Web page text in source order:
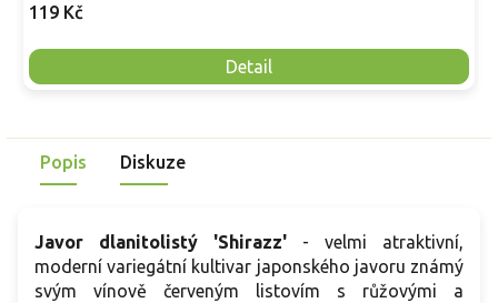
119 Kč
Detail
Popis Diskuze
Javor dlanitolistý 'Shirazz' - velmi atraktivní,
moderní variegátní kultivar japonského javoru známý
svým vínově červeným listovím s růžovými a